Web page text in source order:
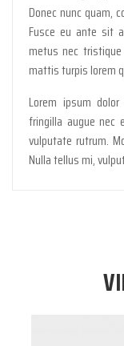
Donec nunc quam,
Fusce eu ante sit
metus nec
mattis turpis lorem
Lorem ipsum
fringilla augue nec
vulputate rutrum.
Nulla tellus mi,